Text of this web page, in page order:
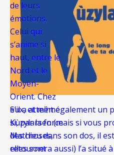
de leurs
émotions.
Celui qui
s’anime si
haut, entre le
Nord et le
Moyen-
Orient. Chez
eux, et même
si, par la force
des choses,
elles sont
S’il a atteint également un
Kùzylarsen (mais si vous
Mathieu dans son dos, il
retournera aussi) l’a situé